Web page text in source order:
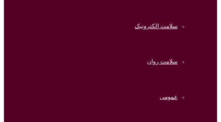
سلامت الکترونیک
سلامت روان
عمومی